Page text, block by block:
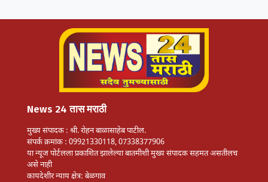
News 24 तास मराठी
मुख्य संपादक : श्री. रोहन बाळासाहेब पाटील.
संपर्क क्रमांक : 09921330118, 07338377906
या न्यूज पोर्टलला प्रकाशित झालेल्या बातमीशी मुख्य संपादक सहमत असतीलच
असे नाही
कायदेशीर न्याय क्षेत्र: बेळगाव